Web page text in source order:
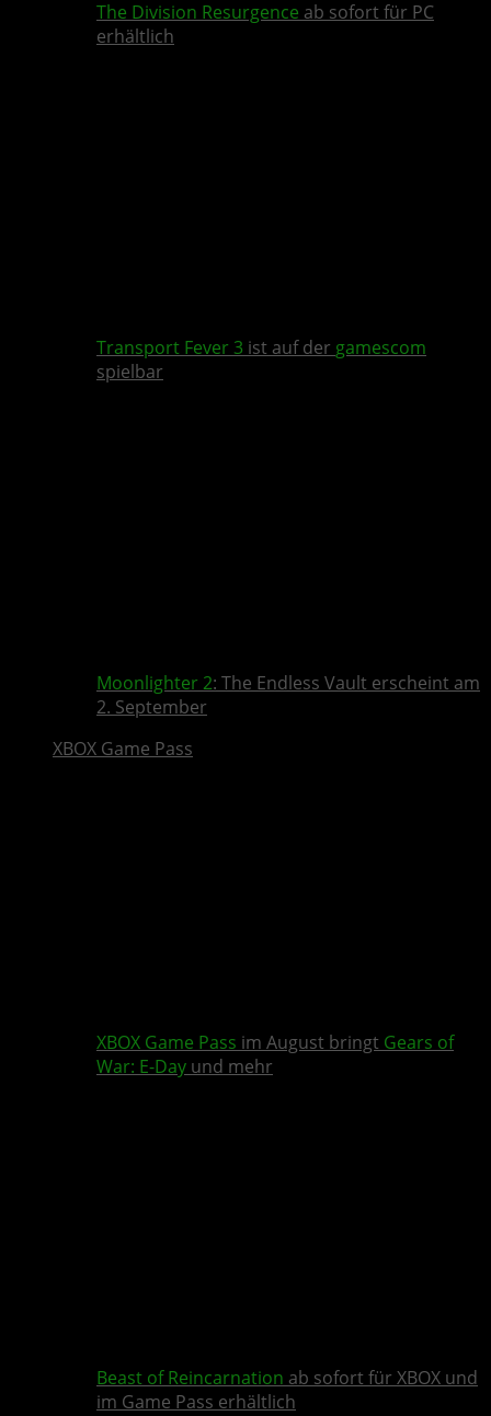
The Division Resurgence ab sofort für PC
erhältlich
Transport Fever 3 ist auf der gamescom
spielbar
Moonlighter 2: The Endless Vault erscheint am
2. September
XBOX Game Pass
XBOX Game Pass im August bringt Gears of
War: E-Day und mehr
Beast of Reincarnation ab sofort für XBOX und
im Game Pass erhältlich